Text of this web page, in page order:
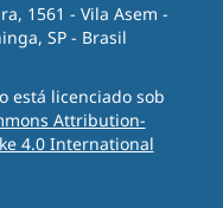
1561 - Vila Asem -
SP - Brasil
está licenciado sob
Attribution-
4.0 International